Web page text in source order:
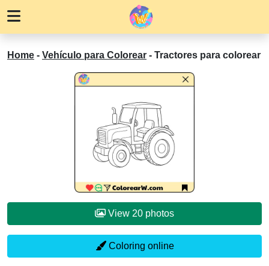
Home - Vehículo para Colorear - Tractores para colorear
View 20 photos
Coloring online